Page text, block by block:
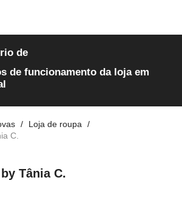
de
de funcionamento da loja em
Loja de roupa
C.
Tânia C.